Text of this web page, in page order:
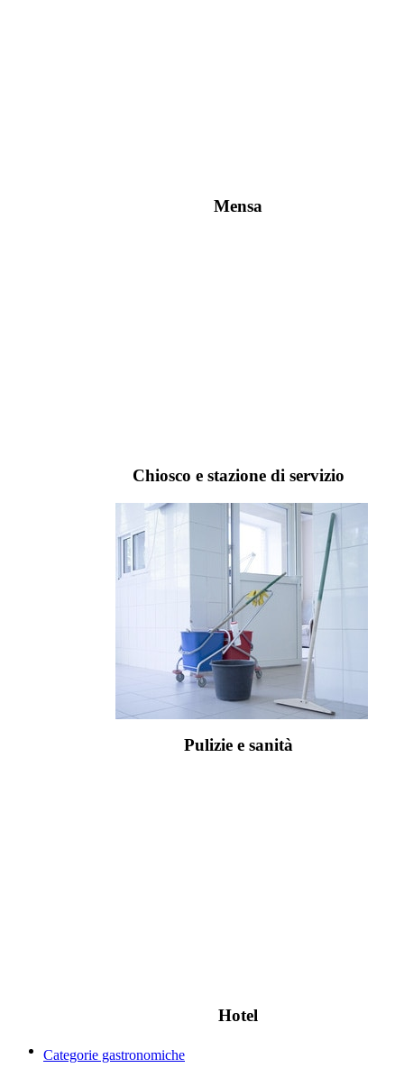
Mensa
Chiosco e stazione di servizio
Pulizie e sanità
Hotel
Categorie gastronomiche